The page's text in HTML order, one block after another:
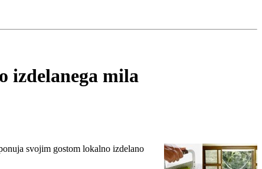
izdelanega mila
svojim gostom lokalno izdelano